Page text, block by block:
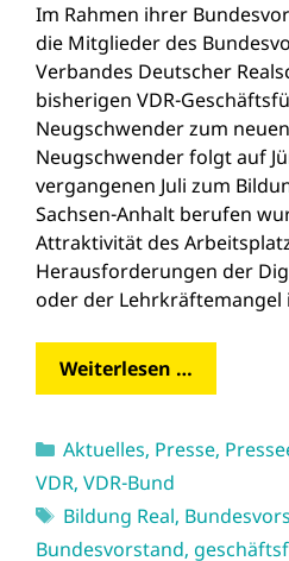
Im Rahmen ihrer
die Mitglieder des
Verbandes Deutscher
bisherigen VDR-
Neugschwender zum
Neugschwender folgt auf
vergangenen Juli zum
Sachsen-Anhalt berufen
Attraktivität des
Herausforderungen der
oder der Lehrkräftemangel
Weiterlesen …
Kategorien
Aktuelles, Presse,
VDR, VDR-Bund
Schlagwörter
Bildung Real,
Bundesvorstand,